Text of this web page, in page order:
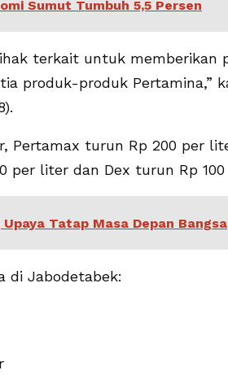
Sumut Tumbuh 5,5 Persen
terkait untuk memberikan
produk-produk Pertamina,”
Pertamax turun Rp 200 per
per liter dan Dex turun Rp
Tatap Masa Depan Bangsa
di Jabodetabek: